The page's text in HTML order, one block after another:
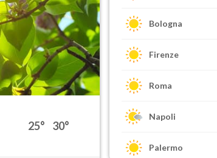
25° 30°
Bologna
Firenze
Roma
Napoli
Palermo